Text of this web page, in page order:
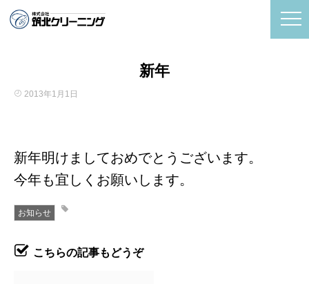
新年
2013年1月1日
新年明けましておめでとうございます。
今年も宜しくお願いします。
お知らせ
こちらの記事もどうぞ